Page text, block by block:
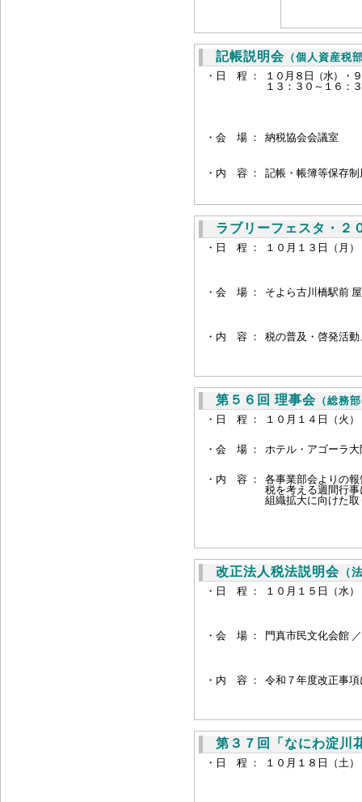
記帳説明会（個人資産税
・日 程 ：
１０月８日（水）・
１３：３０～１６：
・会 場 ： 納税協会会議室
・内 容 ： 記帳・帳簿等保存
ラブリーフェスタ・２
・日 程 ： １０月１３日（月
・会 場 ： そよら古川橋駅前
・ 内 容 ： 税の普及・啓発活
第５６回 理事会（総務
・日 程 ：
１０月１４日（火
・会 場 ： ホテル・アゴーラ
・ 内 容 ：
各事業部会よりの報
税を考える週間行
組織拡大に向けた
改正法人税法説明会（
・日 程 ：
１０月１５日（水
・ 会 場 ： 門真市民文化会館
・内 容 ： 令和７年度改正事
第３７回「なにわ淀川
・日 程 ： １０月１８日（土